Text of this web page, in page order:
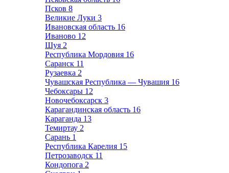
Псков 8
Великие Луки 3
Ивановская область 16
Иваново 12
Шуя 2
Республика Мордовия 16
Саранск 11
Рузаевка 2
Чувашская Республика — Чувашия 16
Чебоксары 12
Новочебоксарск 3
Карагандинская область 16
Караганда 13
Темиртау 2
Сарань 1
Республика Карелия 15
Петрозаводск 11
Кондопога 2